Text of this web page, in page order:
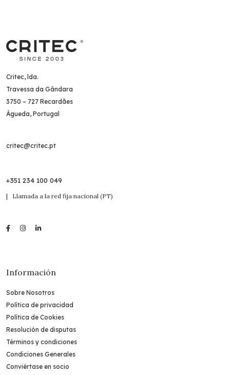
Critec, lda.
Travessa da Gândara
3750 – 727 Recardães
Águeda, Portugal
critec@critec.pt
+351 234 100 049
| Llamada a la red fija nacional (PT)
Información
Sobre Nosotros
Política de privacidad
Política de Cookies
Resolución de disputas
Términos y condiciones
Condiciones Generales
Conviértase en socio